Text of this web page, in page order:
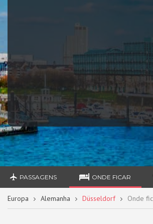
PASSAGENS ONDE FICAR
Europa Alemanha Düsseldorf Onde